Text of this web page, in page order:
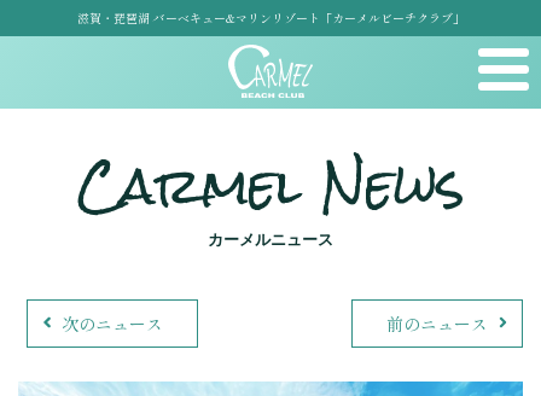
滋賀・琵琶湖 バーベキュー&マリンリゾート「カーメルビーチクラブ」
Carmel News
カーメルニュース
次のニュース 前のニュース